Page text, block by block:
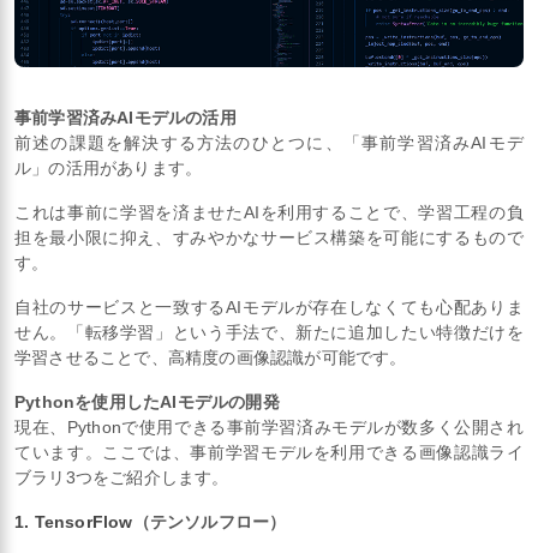
事前学習済みAIモデルの活用
前述の課題を解決する方法のひとつに、「事前学習済みAIモデ
ル」の活用があります。
これは事前に学習を済ませたAIを利用することで、学習工程の負
担を最小限に抑え、すみやかなサービス構築を可能にするもので
す。
自社のサービスと一致するAIモデルが存在しなくても心配ありま
せん。「転移学習」という手法で、新たに追加したい特徴だけを
学習させることで、高精度の画像認識が可能です。
Pythonを使用したAIモデルの開発
現在、Pythonで使用できる事前学習済みモデルが数多く公開され
ています。ここでは、事前学習モデルを利用できる画像認識ライ
ブラリ3つをご紹介します。
1. TensorFlow （テンソルフロー）